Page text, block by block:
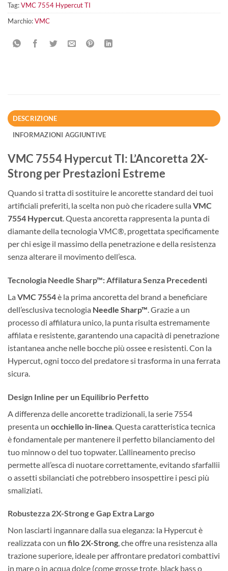
Tag:VMC 7554 Hypercut TI
Marchio:VMC
DESCRIZIONE
INFORMAZIONI AGGIUNTIVE
VMC 7554 Hypercut TI: L’Ancoretta 2X-
Strong per Prestazioni Estreme
Quando si tratta di sostituire le ancorette standard dei tuoi
artificiali preferiti, la scelta non può che ricadere sulla VMC
7554 Hypercut. Questa ancoretta rappresenta la punta di
diamante della tecnologia VMC®, progettata specificamente
per chi esige il massimo della penetrazione e della resistenza
senza alterare il movimento dell’esca.
Tecnologia Needle Sharp™: Affilatura Senza Precedenti
La VMC 7554è la prima ancoretta del brand a beneficiare
dell’esclusiva tecnologia Needle Sharp™. Grazie a un
processo di affilatura unico, la punta risulta estremamente
affilata e resistente, garantendo una capacità di penetrazione
istantanea anche nelle bocche più ossee e resistenti. Con la
Hypercut, ogni tocco del predatore si trasforma in una ferrata
sicura.
Design Inline per un Equilibrio Perfetto
A differenza delle ancorette tradizionali, la serie 7554
presenta un occhiello in-linea . Questa caratteristica tecnica
è fondamentale per mantenere il perfetto bilanciamento del
tuo minnow o del tuo topwater. L’allineamento preciso
permette all’esca di nuotare correttamente, evitando sfarfallii
o assetti sbilanciati che potrebbero insospettire i pesci più
smaliziati.
Robustezza 2X-Strong e Gap Extra Largo
Non lasciarti ingannare dalla sua eleganza: la Hypercut è
realizzata con un filo 2X-Strong, che offre una resistenza alla
trazione superiore, ideale per affrontare predatori combattivi
in mare o in acqua dolce (come grosse trote, black bass o